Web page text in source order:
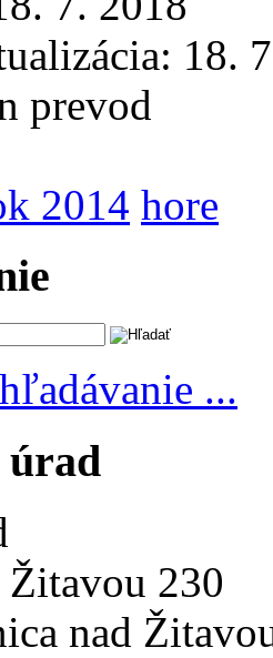
18.
prevod
2014 hore
...
úrad
230
nad